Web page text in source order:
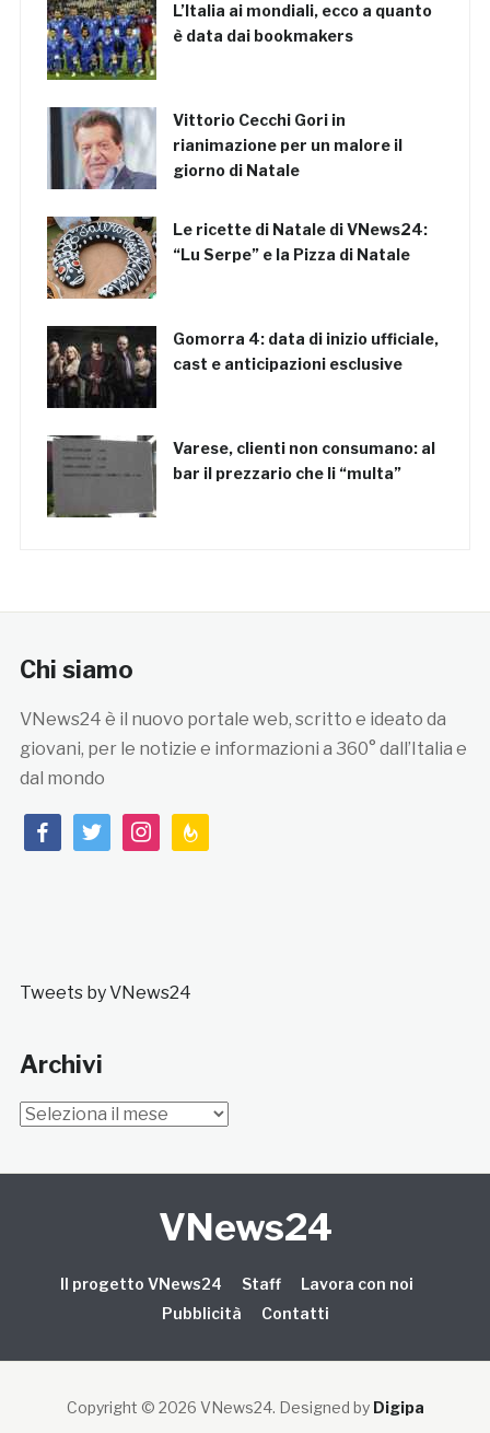
L’Italia ai mondiali, ecco a quanto
è data dai bookmakers
Vittorio Cecchi Gori in
rianimazione per un malore il
giorno di Natale
Le ricette di Natale di VNews24:
“Lu Serpe” e la Pizza di Natale
Gomorra 4: data di inizio ufficiale,
cast e anticipazioni esclusive
Varese, clienti non consumano: al
bar il prezzario che li “multa”
Chi siamo
VNews24 è il nuovo portale web, scritto e ideato da
giovani, per le notizie e informazioni a 360° dall’Italia e
dal mondo
facebooktwitterinstagramfeedburner
Tweets by VNews24
Archivi
Archivi
VNews24
Il progetto VNews24 Staff
Lavora con noi
Pubblicità
Contatti
Copyright © 2026 VNews24. Designed by Digipa